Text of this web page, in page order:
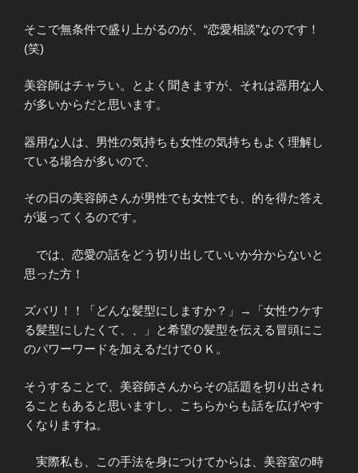
そこで無条件で盛り上がるのが、“恋愛相談”なのです！
(笑)
美容師はチャラい。とよく聞きますが、それは器用な人
が多いからだと思います。
器用な人は、男性の気持ちも女性の気持ちもよく理解し
ている場合が多いので、
その日の美容師さんが男性でも女性でも、的を得た答え
が返ってくるのです。
では、恋愛の話をどう切り出していいか分からないと
思った方！
ズバリ！！「どんな髪型にしますか？」→「女性ウケす
る髪型にしたくて、、」と希望の髪型を伝える冒頭にこ
のパワーワードを加えるだけでＯＫ。
そうすることで、美容師さんからその話題を切り出され
ることもあると思いますし、こちらからも話を広げやす
くなりますね。
実際私も、この手法を身につけてからは、美容室の時